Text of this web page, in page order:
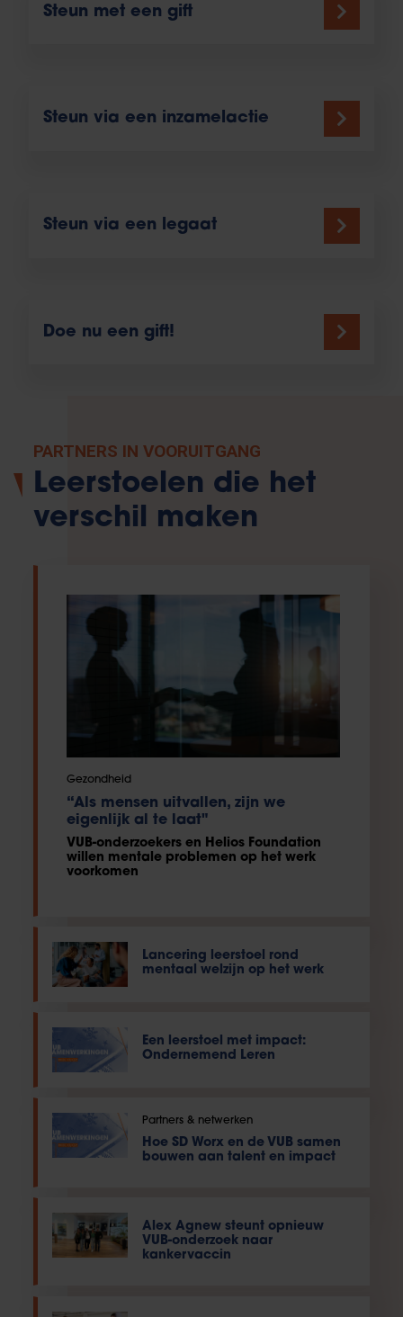
Steun met een gift
Steun via een inzamelactie
Steun via een legaat
Doe nu een gift!
PARTNERS IN VOORUITGANG
Leerstoelen die het
verschil maken
Gezondheid
“Als mensen uitvallen, zijn we
eigenlijk al te laat"
VUB-onderzoekers en Helios Foundation
willen mentale problemen op het werk
voorkomen
Lancering leerstoel rond
mentaal welzijn op het werk
Een leerstoel met impact:
Ondernemend Leren
Partners & netwerken
Hoe SD Worx en de VUB samen
bouwen aan talent en impact
Alex Agnew steunt opnieuw
VUB-onderzoek naar
kankervaccin